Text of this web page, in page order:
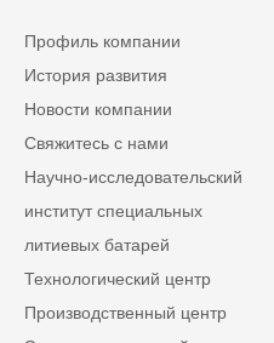
Профиль компании
История развития
Новости компании
Свяжитесь с нами
Научно-исследовательский
институт специальных
литиевых батарей
Технологический центр
Производственный центр